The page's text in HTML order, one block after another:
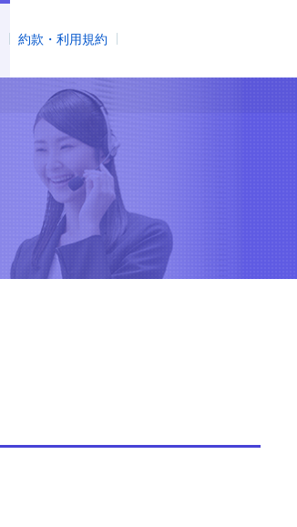
約款・利用規約